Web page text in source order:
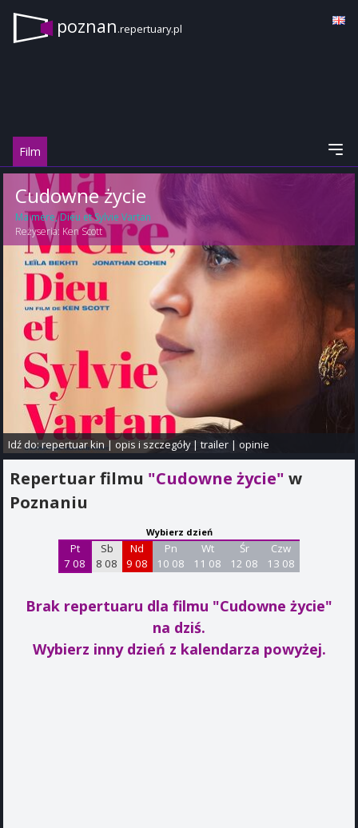
poznan.repertuary.pl
Film
Cudowne życie
Ma mere, Dieu et Sylvie Vartan
Reżyseria: Ken Scott
Idź do:repertuar kin|opis i szczegóły|trailer |opinie
Repertuar filmu "Cudowne życie" w
Poznaniu
Wybierz dzień
Pt
7 08
Sb
8 08
Nd
9 08
Pn
10 08
Wt
11 08
Śr
12 08
Czw
13 08
Brak repertuaru dla filmu "Cudowne życie"
na dziś.
Wybierz inny dzień z kalendarza powyżej.